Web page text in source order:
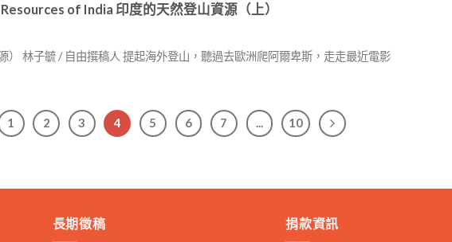
of India 印度的天然登山資源（上）
） 林子毓 / 自由撰稿人 提起海外登山，聽過去歐洲爬阿爾卑斯，走走最近電影
1 2 3 4 5 6 7 ... 10
長期徵稿 捐款資訊